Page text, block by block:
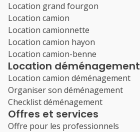
Location grand fourgon
Location camion
Location camionnette
Location camion hayon
Location camion-benne
Location déménagement
Location camion déménagement
Organiser son déménagement
Checklist déménagement
Offres et services
Offre pour les professionnels